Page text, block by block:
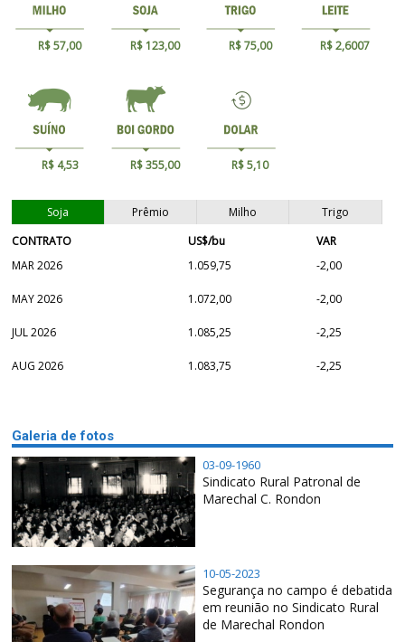
R$ 57,00 R$ 123,00 R$ 75,00 R$ 2,6007
R$ 4,53 R$ 355,00 R$ 5,10
Soja Prêmio Milho
Trigo
CONTRATO
US$/bu
VAR
MAR 2026
1.059,75 -2,00
MAY 2026 1.072,00 -2,00
JUL 2026 1.085,25 -2,25
AUG 2026 1.083,75 -2,25
Galeria de fotos
03-09-1960
Sindicato Rural Patronal de
Marechal C. Rondon
10-05-2023
Segurança no campo é debatida
em reunião no Sindicato Rural
de Marechal Rondon